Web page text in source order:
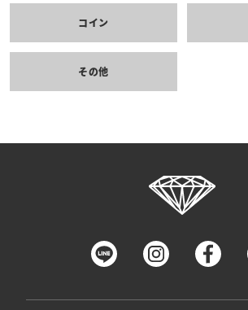
コイン
その他